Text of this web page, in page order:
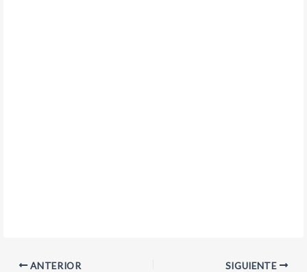
ANTERIOR SIGUIENTE